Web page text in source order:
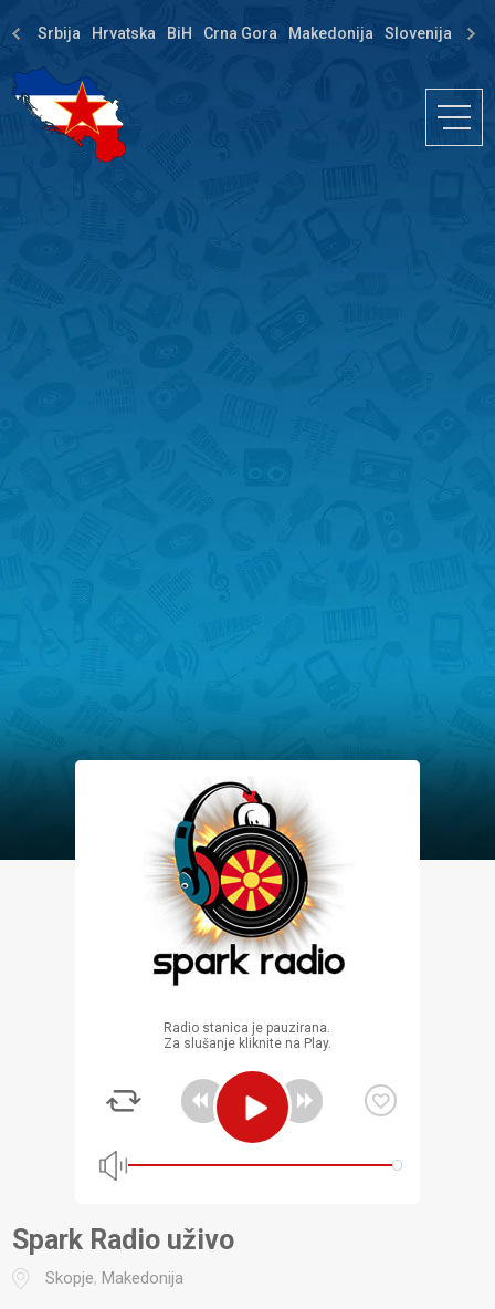
Srbija Hrvatska BiH Crna Gora Makedonija Slovenija
Radio stanica je pauzirana.
Za slušanje kliknite na Play.
Spark Radio uživo
Skopje,Makedonija